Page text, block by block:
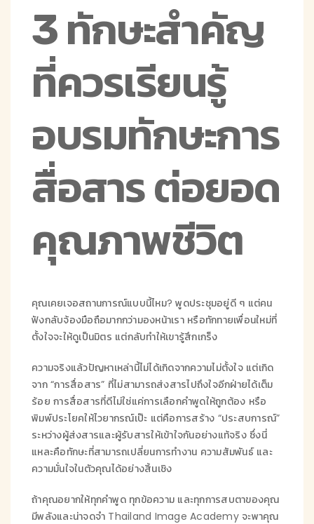
3 ทักษะสำคัญ
ที่ควรเรียนรู้
อบรมทักษะการ
สื่อสาร ต่อยอด
คุณภาพชีวิต
คุณเคยเจอสถานการณ์แบบนี้ไหม? พูดประชุมอยู่ดี ๆ แต่คน
ฟังกลับจ้องมือถือมากกว่ามองหน้าเรา หรือทักทายเพื่อนใหม่ที่
ตั้งใจจะให้ดูเป็นมิตร แต่กลับทำให้เขารู้สึกเกร็ง
ความจริงแล้วปัญหาเหล่านี้ไม่ได้เกิดจากความไม่ตั้งใจ แต่เกิด
จาก “การสื่อสาร” ที่ไม่สามารถส่งสารไปถึงใจอีกฝ่ายได้เต็ม
ร้อย การสื่อสารที่ดีไม่ใช่แค่การเลือกคำพูดให้ถูกต้อง หรือ
พิมพ์ประโยคให้ไวยากรณ์เป๊ะ แต่คือการสร้าง “ประสบการณ์”
ระหว่างผู้ส่งสารและผู้รับสารให้เข้าใจกันอย่างแท้จริง ซึ่งนี่
แหละคือทักษะที่สามารถเปลี่ยนการทำงาน ความสัมพันธ์ และ
ความมั่นใจในตัวคุณได้อย่างสิ้นเชิง
ถ้าคุณอยากให้ทุกคำพูด ทุกข้อความ และทุกการสบตาของคุณ
มีพลังและน่าจดจำ Thailand Image Academy จะพาคุณ